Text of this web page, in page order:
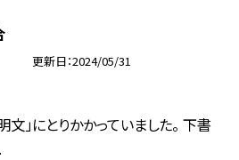
更新日 2024/05/31
文」にとりかかっていました。 下書